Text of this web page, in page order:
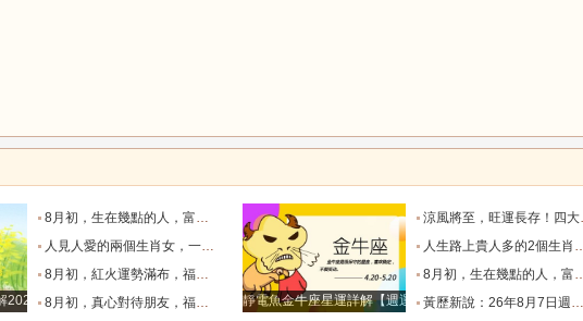
2024.12.23-12.29
8月初，生在幾點的人，富有才情，桃花旺盛，和氣生財過一生_天秤座_獅子座_關係
人見人愛的兩個生肖女，一生追求者最多，堪稱萬人迷！_智慧_啟示_都能
8月初，紅火運勢滿布，福氣源源不斷的四個星座，日子美滿_朋友_獅子座_雙子座
8月初，真心對待朋友，福氣不缺，事業和生意蒸蒸日上的四個星座_合作中_金牛座_雙子座
靜電魚金牛座星運詳解【週運2024年12月9日-12月15日】
涼風將至，旺運長存！四大生肖的福氣要陪他們走過四季輪回_葉常青_守護_季節
人生路上貴人多的2個生肖女，紅火財運在身，擁有美滿愛情！_生活_總能_事業
8月初，生在幾點的人，富有才情，桃花旺盛，和氣生財過一生_天秤座_獅子座_關係
黃歷新說：26年8月7日週五農歷六月廿五，十二生肖宜忌吉兇早知道_吉神_日子_朋友
猴 雞 狗